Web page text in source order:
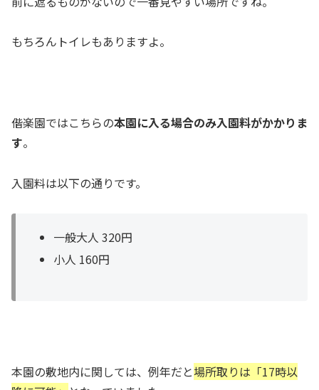
もちろんトイレもありますよ。
偕楽園ではこちらの本園に入る場合のみ入園料がかかりま
す。
入園料は以下の通りです。
一般大人 320円
小人 160円
本園の敷地内に関しては、例年だと場所取りは「17時以